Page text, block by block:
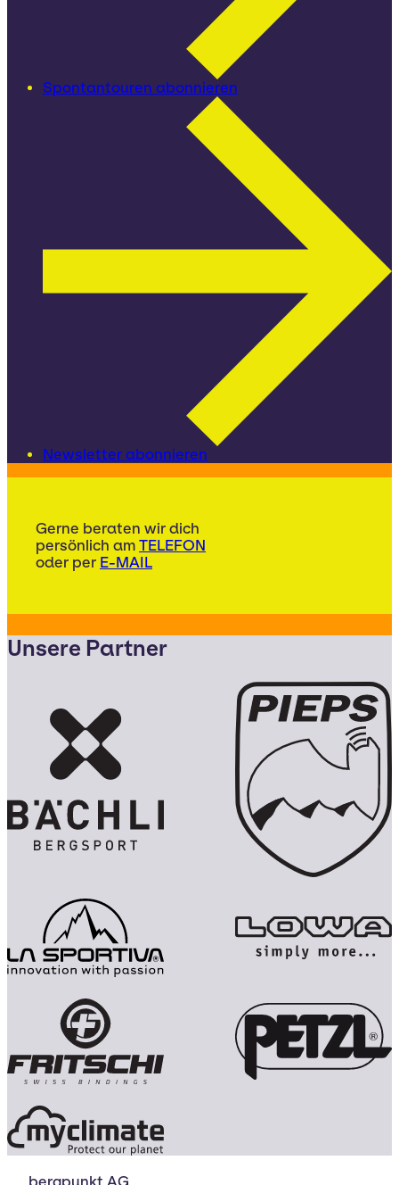
Spontantouren abonnieren
Newsletter abonnieren
Gerne beraten wir dich
persönlich am TELEFON
oder per E-MAIL
Unsere Partner
bergpunkt AG